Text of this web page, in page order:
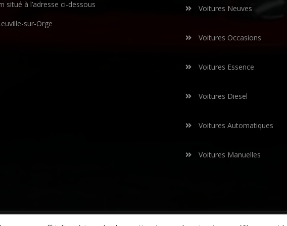
situé à l’adresse ci-dessous
sur-Orge
Voitures Neuves
Voitures Occasions
Voitures Essence
Voitures Diesel
Voitures Automatiques
Voitures Manuelles